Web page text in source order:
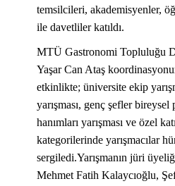
temsilcileri, akademisyenler,
ile davetliler katıldı.
MTÜ Gastronomi Topluluğu
Yaşar Can Ataş
etkinlikte; üniversite ekip
yarışması, genç şefler bireysel
hanımları yarışması ve özel
kategorilerinde yarışmacılar
sergiledi.Yarışmanın jüri
Mehmet Fatih Kalaycıoğlu,